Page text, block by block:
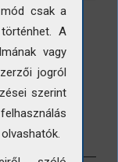
mód csak a
A
vagy
jogról
szerint